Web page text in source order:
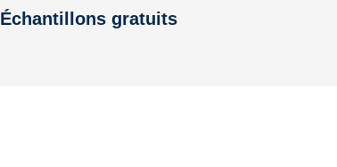
Échantillons gratuits